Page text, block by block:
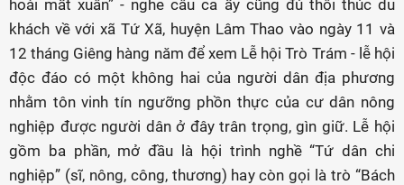
hoài mất xuân” - nghe câu ca ấy cũng đủ thôi thúc du
khách về với xã Tứ Xã, huyện Lâm Thao vào ngày 11 và
12 tháng Giêng hàng năm để xem Lễ hội Trò Trám - lễ hội
độc đáo có một không hai của người dân địa phương
nhằm tôn vinh tín ngưỡng phồn thực của cư dân nông
nghiệp được người dân ở đây trân trọng, gìn giữ. Lễ hội
gồm ba phần, mở đầu là hội trình nghề “Tứ dân chi
nghiệp” (sĩ, nông, công, thương) hay còn gọi là trò “Bách